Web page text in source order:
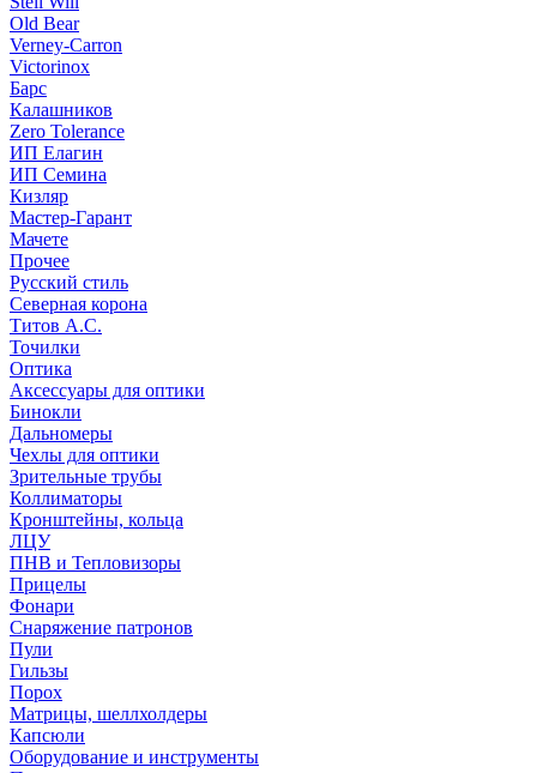
Old Bear
Verney-Carron
Victorinox
Барс
Калашников
Zero Tolerance
ИП Елагин
ИП Семина
Кизляр
Мастер-Гарант
Мачете
Прочее
Русский стиль
Северная корона
Титов А.С.
Точилки
Оптика
Аксессуары для оптики
Бинокли
Дальномеры
Чехлы для оптики
Зрительные трубы
Коллиматоры
Кронштейны, кольца
ЛЦУ
ПНВ и Тепловизоры
Прицелы
Фонари
Снаряжение патронов
Пули
Гильзы
Порох
Матрицы, шеллхолдеры
Капсюли
Оборудование и инструменты